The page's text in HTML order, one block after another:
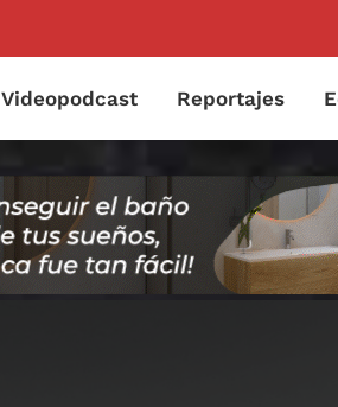
Videopodcast Reportajes